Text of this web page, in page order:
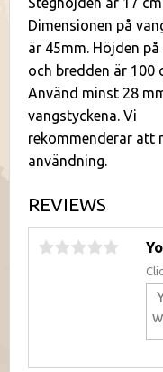
Dimensionen på
är 45mm. Höjden
och bredden är 100
Använd minst 28
vangstyckena. Vi
rekommenderar att
användning.
REVIEWS